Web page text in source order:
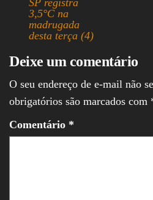
3,5°C na
madrugada
desta terça (4)
Deixe um comentário
O seu endereço de e-mail não
obrigatórios são marcados com
Comentário *